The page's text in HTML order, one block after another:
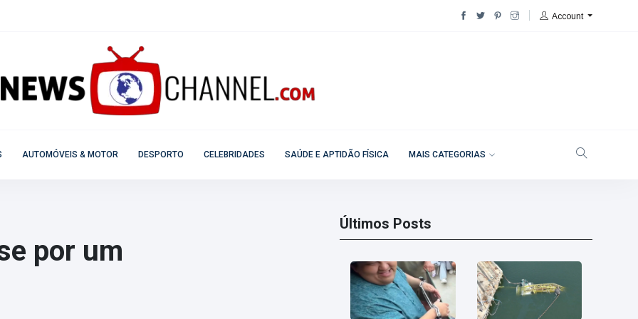
Account
AUTOMÓVEIS & MOTOR DESPORTO CELEBRIDADES SAÚDE E APTIDÃO FÍSICA MAIS CATEGORIAS
por um
Últimos Posts